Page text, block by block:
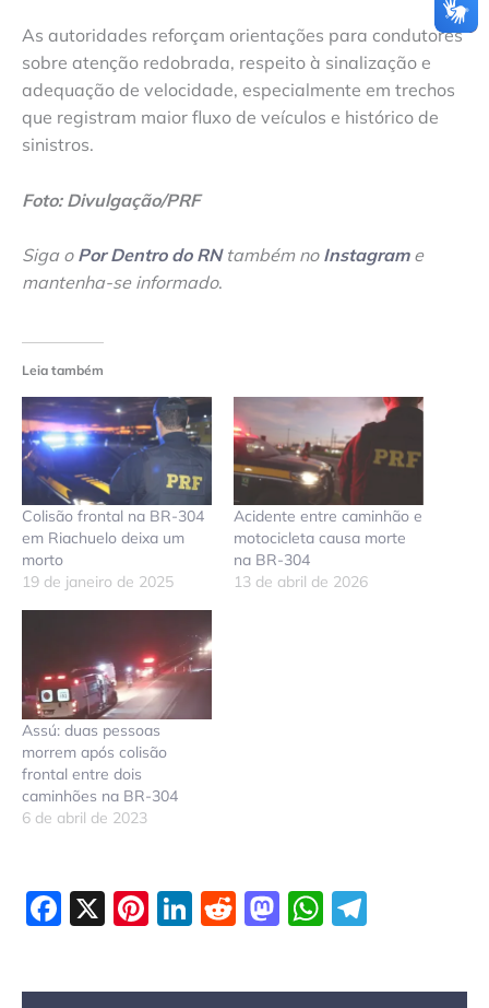
As autoridades reforçam orientações para condutores
sobre atenção redobrada, respeito à sinalização e
adequação de velocidade, especialmente em trechos
que registram maior fluxo de veículos e histórico de
sinistros.
Foto: Divulgação/PRF
Siga o Por Dentro do RNtambém no Instagrame
mantenha-se informado.
Leia também
Colisão frontal na BR-304
em Riachuelo deixa um
morto
19 de janeiro de 2025
Acidente entre caminhão e
motocicleta causa morte
na BR-304
13 de abril de 2026
Assú: duas pessoas
morrem após colisão
frontal entre dois
caminhões na BR-304
6 de abril de 2023
Facebook
X Pinterest
LinkedIn
Reddit
Mastodon